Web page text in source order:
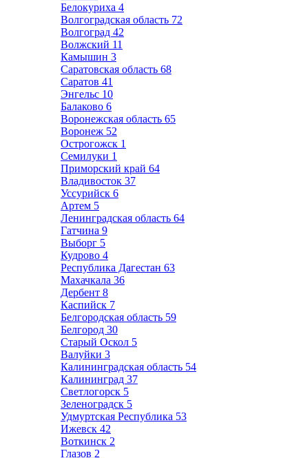
Белокуриха 4
Волгоградская область 72
Волгоград 42
Волжский 11
Камышин 3
Саратовская область 68
Саратов 41
Энгельс 10
Балаково 6
Воронежская область 65
Воронеж 52
Острогожск 1
Семилуки 1
Приморский край 64
Владивосток 37
Уссурийск 6
Артем 5
Ленинградская область 64
Гатчина 9
Выборг 5
Кудрово 4
Республика Дагестан 63
Махачкала 36
Дербент 8
Каспийск 7
Белгородская область 59
Белгород 30
Старый Оскол 5
Валуйки 3
Калининградская область 54
Калининград 37
Светлогорск 5
Зеленоградск 5
Удмуртская Республика 53
Ижевск 42
Воткинск 2
Глазов 2